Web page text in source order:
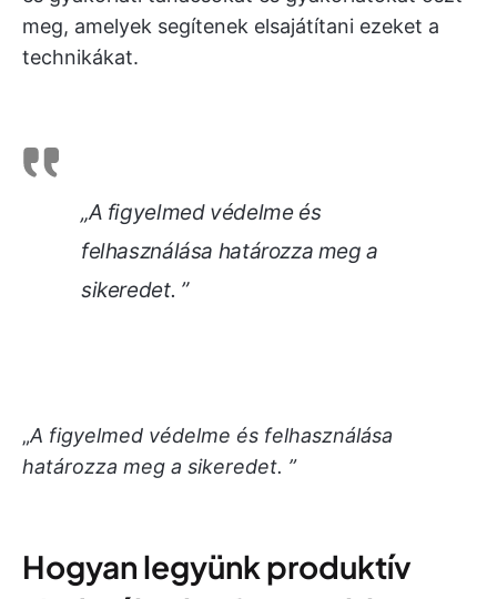
meg, amelyek segítenek elsajátítani ezeket a
technikákat.
„A figyelmed védelme és
felhasználása határozza meg a
sikeredet. ”
„A figyelmed védelme és felhasználása
határozza meg a sikeredet. ”
Hogyan legyünk produktív